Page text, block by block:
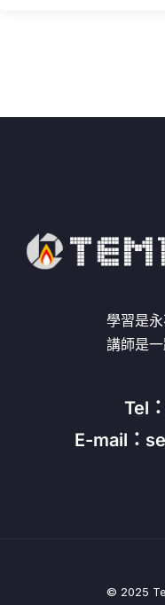
學習是
講師是
Tel
E-mail：
© 2025